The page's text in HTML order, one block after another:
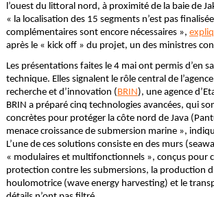
l’ouest du littoral nord, à proximité de la baie de
« la localisation des 15 segments n’est pas
complémentaires sont encore nécessaires »,
après le « kick off » du projet, un des ministres
Les présentations faites le 4 mai ont permis d’en
technique. Elles signalent le rôle central de
recherche et d’innovation (BRIN), une agence
BRIN a préparé cinq technologies avancées, qui
concrètes pour protéger la côte nord de Java
menace croissance de submersion marine »,
L’une de ces solutions consiste en des murs
« modulaires et multifonctionnels », conçus pour
protection contre les submersions, la production
houlomotrice (wave energy harvesting) et le